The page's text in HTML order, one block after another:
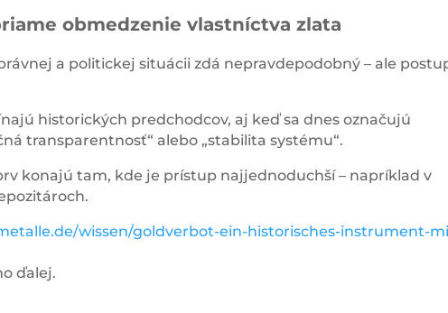
obmedzenie vlastníctva zlata
a politickej situácii zdá nepravdepodobný – ale
historických predchodcov, aj keď sa dnes označujú
transparentnosť“ alebo „stabilita systému“.
konajú tam, kde je prístup najjednoduchší – napríklad v
wissen/goldverbot-ein-historisches-instrument-
ďalej.